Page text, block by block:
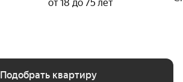
от 18 до 75 лет
Подобрать квартиру